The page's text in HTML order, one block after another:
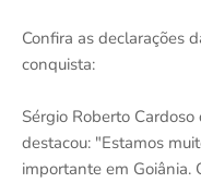
Confira as declarações
conquista:
Sérgio Roberto
destacou: "Estamos
importante em Goiânia.